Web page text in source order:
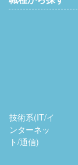
技術系(IT/イ
ンターネッ
ト/通信)